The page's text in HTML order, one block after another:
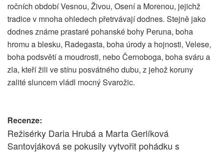
ročních období Vesnou, Živou, Osení a Morenou, jejichž
tradice v mnoha ohledech přetrvávají dodnes. Stejně jako
dodnes známe prastaré pohanské bohy Peruna, boha
hromu a blesku, Radegasta, boha úrody a hojnosti, Velese,
boha podsvětí a moudrosti, nebo Černoboga, boha sváru a
zla, kteří žili ve stínu posvátného dubu, z jehož koruny
zalité sluncem vládl mocný Svarožic.
Recenze:
Režisérky Daria Hrubá a Marta Gerlíková
Santovjáková se pokusily vytvořit pohádku s